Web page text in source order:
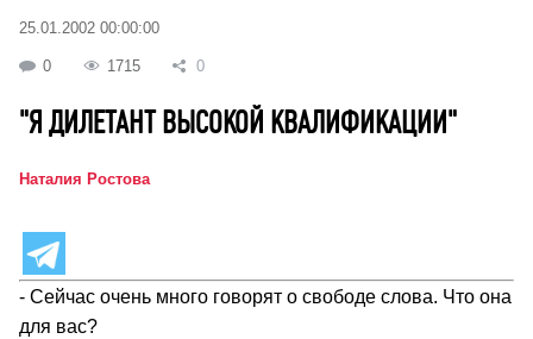
25.01.2002 00:00:00
0 1715 0
"Я ДИЛЕТАНТ ВЫСОКОЙ КВАЛИФИКАЦИИ"
Наталия Ростова
- Сейчас очень много говорят о свободе слова. Что она
для вас?